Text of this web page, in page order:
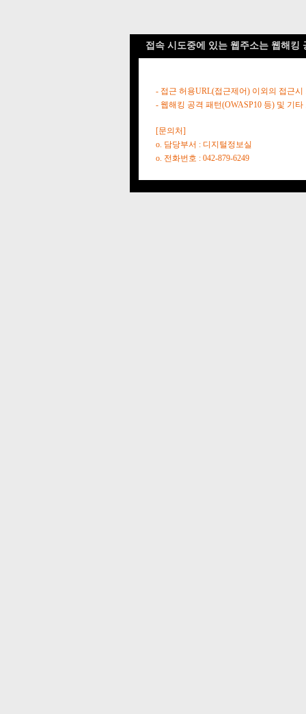
접속 시도중에 있는 웹주소는 웹해킹
- 접근 허용URL(접근제어) 이외의 접근시
- 웹해킹 공격 패턴(OWASP10 등) 및 기
[문의처]
o. 담당부서 : 디지털정보실
o. 전화번호 : 042-879-6249